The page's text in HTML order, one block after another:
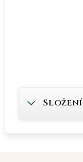
Složení